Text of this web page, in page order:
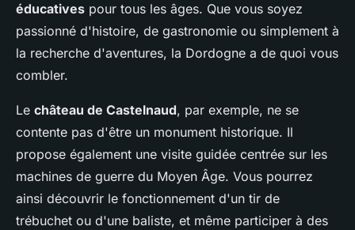
éducatives pour tous les âges. Que vous soyez
passionné d'histoire, de gastronomie ou simplement à
la recherche d'aventures, la Dordogne a de quoi vous
combler.
Le château de Castelnaud, par exemple, ne se
contente pas d'être un monument historique. Il
propose également une visite guidée centrée sur les
machines de guerre du Moyen Âge. Vous pourrez
ainsi découvrir le fonctionnement d'un tir de
trébuchet ou d'une baliste, et même participer à des